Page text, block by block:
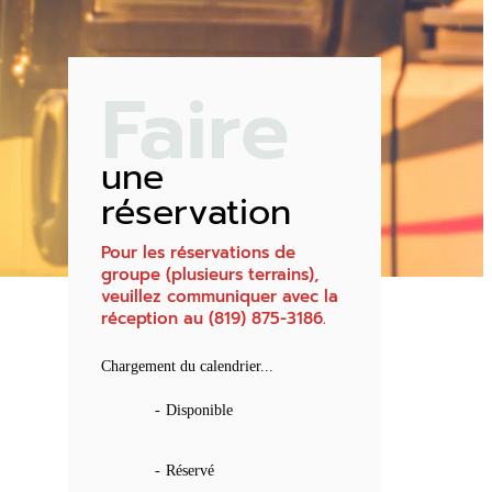
Faire
une
réservation
Pour les réservations de
groupe (plusieurs terrains),
veuillez communiquer avec la
réception au (819) 875-3186.
Chargement du calendrier...
- Disponible
- Réservé